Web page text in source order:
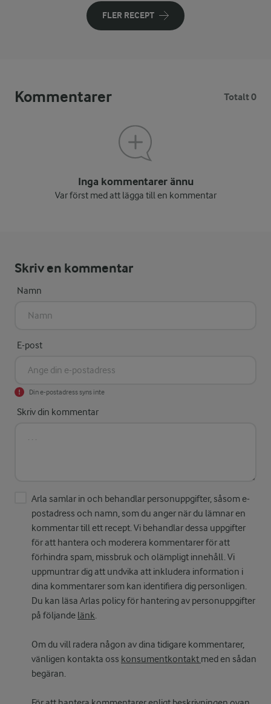
FLER RECEPT
Kommentarer Totalt 0
Inga kommentarer ännu
Var först med att lägga till en kommentar
Skriv en kommentar
Namn
E-post
Din e-postadress syns inte
Skriv din kommentar
Arla samlar in och behandlar personuppgifter, såsom e-
postadress och namn, som du anger när du lämnar en
kommentar till ett recept. Vi behandlar dessa uppgifter
för att hantera och moderera kommentarer för att
förhindra spam, missbruk och olämpligt innehåll. Vi
uppmuntrar dig att undvika att inkludera information i
dina kommentarer som kan identifiera dig personligen.
Du kan läsa Arlas policy för hantering av personuppgifter
på följande länk.
Om du vill radera någon av dina tidigare kommentarer,
vänligen kontakta oss konsumentkontakt med en sådan
begäran.